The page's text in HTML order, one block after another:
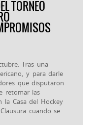
TORNEO
Tras una
y para darle
que disputaron
retomar las
la Casa del Hockey
cuando se